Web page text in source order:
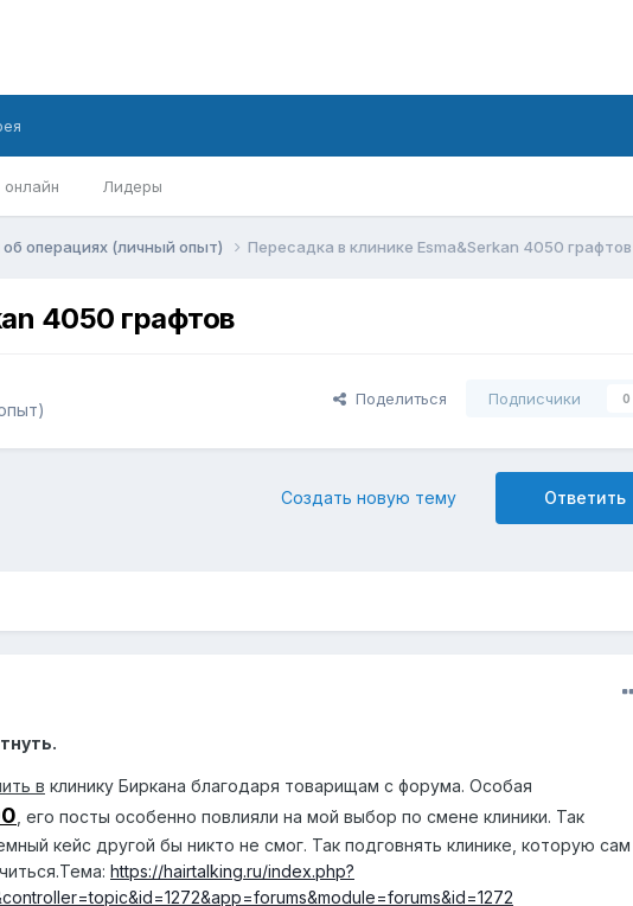
Лидеры
операциях (личный опыт) Пересадка в клинике Esma&Serkan 4050 графтов
4050 графтов
Поделиться Подписчики 0
Ответить
Создать новую тему
в клинику Биркана благодаря товарищам с форума. Особая
, его посты особенно повлияли на мой выбор по смене клиники. Так
кейс другой бы никто не смог. Так подговнять клинике, которую сам
https://hairtalking.ru/index.php?